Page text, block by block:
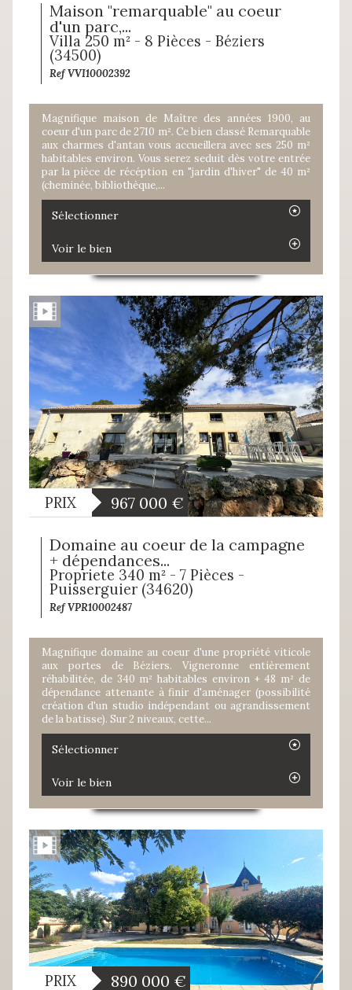
Maison "remarquable" au coeur
d'un parc,...
Villa 250 m² - 8 Pièces - Béziers
(34500)
Ref VVI10002392
Magnifique maison de Maître des années 1900, au
coeur d'un parc de 2710 m². Ce bien classé Remarquable
aux charmes d'antan vous accueillera avec ses 250 m²
habitables environ. Vous serez seduit dès votre entrée
par la pièce de récéption en "jardin d'hiver" de 40 m²
(cheminée, bibliothèque,...
Sélectionner
Voir le bien
PRIX 967 000 €
Domaine au coeur de la campagne
+ dépendances...
Propriete 340 m² - 7 Pièces -
Puisserguier (34620)
Ref VPR10002487
Magnifique domaine au coeur d'une propriété viticole
aux portes de Béziers. Vigneronne entièrement
réhabilitée, de 340 m² habitables environ + 48 m² de
dépendance attenante à finir d'aménager (possibilité
création d'un studio indépendant ou agrandissement
de la batisse). Sur 2 niveaux, cette...
Sélectionner
Voir le bien
PRIX 890 000 €